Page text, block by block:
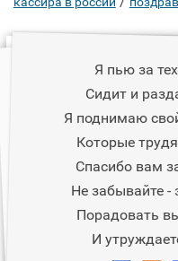
Я пью за
Сидит и
Я поднимаю
Которые
Спасибо вам
Не забывайте -
Порадовать
И